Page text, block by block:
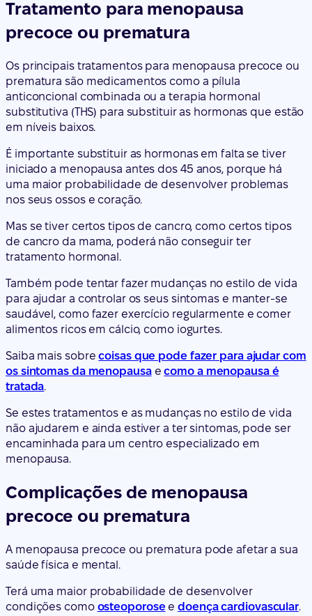
Tratamento para menopausa
precoce ou prematura
Os principais tratamentos para menopausa precoce ou
prematura são medicamentos como a pílula
anticoncional combinada ou a terapia hormonal
substitutiva (THS) para substituir as hormonas que estão
em níveis baixos.
É importante substituir as hormonas em falta se tiver
iniciado a menopausa antes dos 45 anos, porque há
uma maior probabilidade de desenvolver problemas
nos seus ossos e coração.
Mas se tiver certos tipos de cancro, como certos tipos
de cancro da mama, poderá não conseguir ter
tratamento hormonal.
Também pode tentar fazer mudanças no estilo de vida
para ajudar a controlar os seus sintomas e manter-se
saudável, como fazer exercício regularmente e comer
alimentos ricos em cálcio, como iogurtes.
Saiba mais sobrecoisas que pode fazer para ajudar com
os sintomas da menopausaecomo a menopausa é
tratada.
Se estes tratamentos e as mudanças no estilo de vida
não ajudarem e ainda estiver a ter sintomas, pode ser
encaminhada para um centro especializado em
menopausa.
Complicações de menopausa
precoce ou prematura
A menopausa precoce ou prematura pode afetar a sua
saúde física e mental.
Terá uma maior probabilidade de desenvolver
condições como osteoporose edoença cardiovascular.